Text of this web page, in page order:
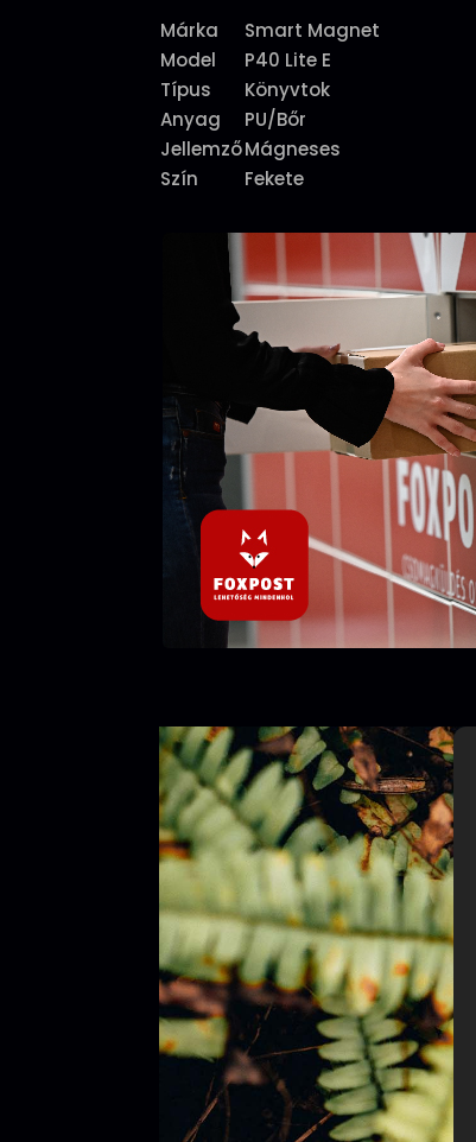
Márka
Smart Magnet
Model
P40 Lite E
Típus
Könyvtok
Anyag
PU/Bőr
JellemzőMágneses
Szín
Fekete